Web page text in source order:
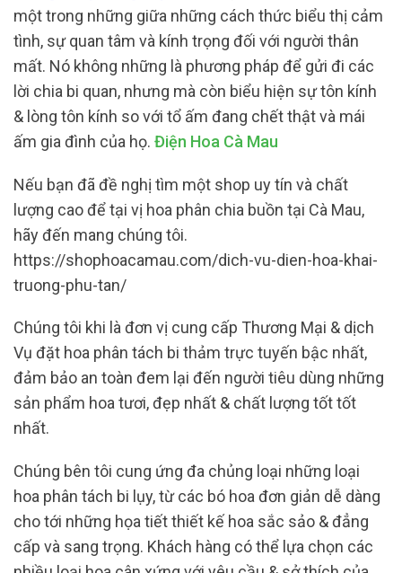
một trong những giữa những cách thức biểu thị cảm
tình, sự quan tâm và kính trọng đối với người thân
mất. Nó không những là phương pháp để gửi đi các
lời chia bi quan, nhưng mà còn biểu hiện sự tôn kính
& lòng tôn kính so với tổ ấm đang chết thật và mái
ấm gia đình của họ. Điện Hoa Cà Mau
Nếu bạn đã đề nghị tìm một shop uy tín và chất
lượng cao để tại vị hoa phân chia buồn tại Cà Mau,
hãy đến mang chúng tôi.
https://shophoacamau.com/dich-vu-dien-hoa-khai-
truong-phu-tan/
Chúng tôi khi là đơn vị cung cấp Thương Mại & dịch
Vụ đặt hoa phân tách bi thảm trực tuyến bậc nhất,
đảm bảo an toàn đem lại đến người tiêu dùng những
sản phẩm hoa tươi, đẹp nhất & chất lượng tốt tốt
nhất.
Chúng bên tôi cung ứng đa chủng loại những loại
hoa phân tách bi lụy, từ các bó hoa đơn giản dễ dàng
cho tới những họa tiết thiết kế hoa sắc sảo & đẳng
cấp và sang trọng. Khách hàng có thể lựa chọn các